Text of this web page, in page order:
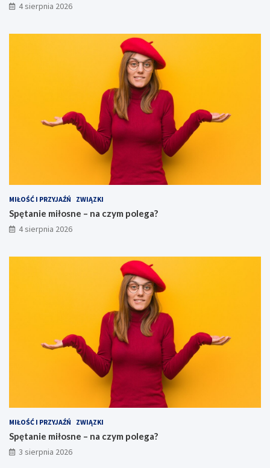
4 sierpnia 2026
MIŁOŚĆ I PRZYJAŹŃ ZWIĄZKI
Spętanie miłosne – na czym polega?
4 sierpnia 2026
MIŁOŚĆ I PRZYJAŹŃ ZWIĄZKI
Spętanie miłosne – na czym polega?
3 sierpnia 2026